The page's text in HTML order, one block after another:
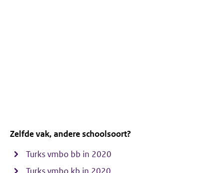
Zelfde vak, andere schoolsoort?
Turks vmbo bb in 2020